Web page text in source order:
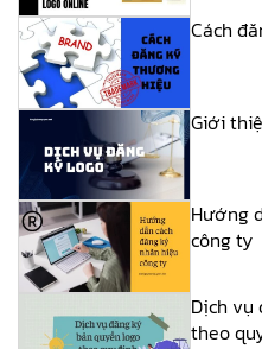
Cách
Giới
Hướng
công ty
Dịch vụ
theo